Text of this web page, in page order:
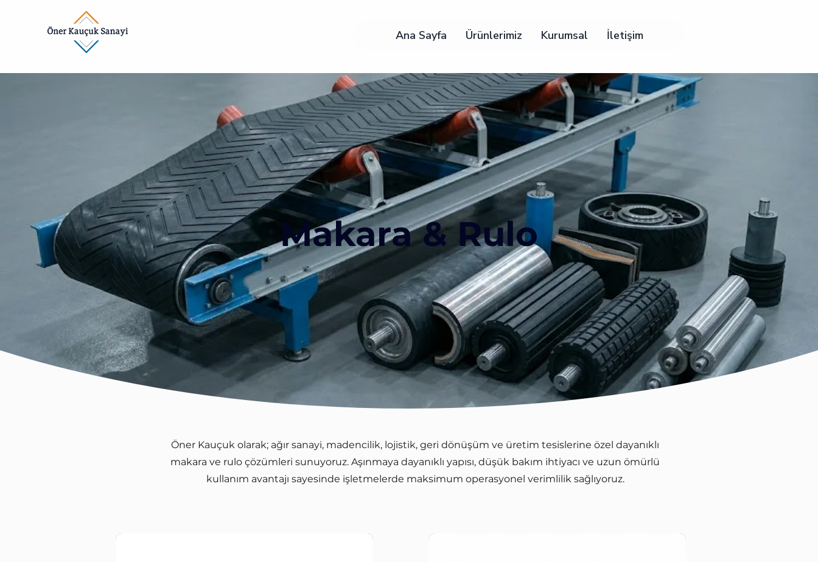
Ana Sayfa Ürünlerimiz Kurumsal İletişim
Makara & Rulo
Öner Kauçuk olarak; ağır sanayi, madencilik, lojistik, geri dönüşüm ve üretim tesislerine özel dayanıklı
makara ve rulo çözümleri sunuyoruz. Aşınmaya dayanıklı yapısı, düşük bakım ihtiyacı ve uzun ömürlü
kullanım avantajı sayesinde işletmelerde maksimum operasyonel verimlilik sağlıyoruz.